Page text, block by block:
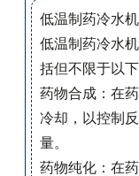
低温制药冷水
低温制药冷水
括但不限于以
药物合成：在
冷却，以控制
量。
药物纯化：在